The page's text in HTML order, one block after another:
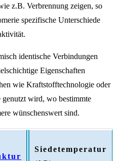
z.B. Verbrennung zeigen, so
spezifische Unterschiede
identische Verbindungen
Eigenschaften
wie Kraftstofftechnologie oder
genutzt wird, wo bestimmte
wünschenswert sind.
Siedetemperatur